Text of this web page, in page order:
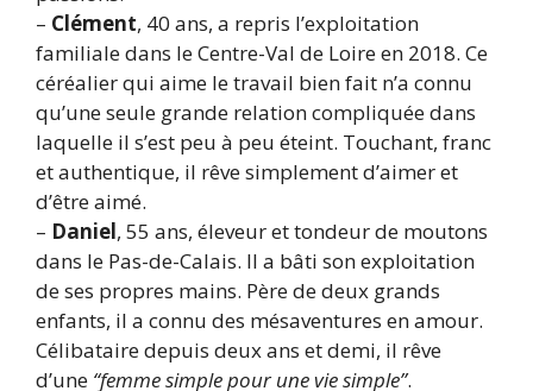
– Clément, 40 ans, a repris l’exploitation
familiale dans le Centre-Val de Loire en 2018. Ce
céréalier qui aime le travail bien fait n’a connu
qu’une seule grande relation compliquée dans
laquelle il s’est peu à peu éteint. Touchant, franc
et authentique, il rêve simplement d’aimer et
d’être aimé.
– Daniel, 55 ans, éleveur et tondeur de moutons
dans le Pas-de-Calais. Il a bâti son exploitation
de ses propres mains. Père de deux grands
enfants, il a connu des mésaventures en amour.
Célibataire depuis deux ans et demi, il rêve
d’une “femme simple pour une vie simple”.